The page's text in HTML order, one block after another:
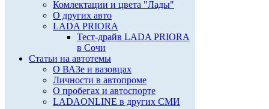
Комлектации и цвета "Лады"
О других авто
LADA PRIORA
Тест-драйв LADA PRIORA
в Сочи
Статьи на автотемы
О ВАЗе и вазовцах
Личности в автопроме
О пробегах и автоспорте
LADAONLINE в других СМИ